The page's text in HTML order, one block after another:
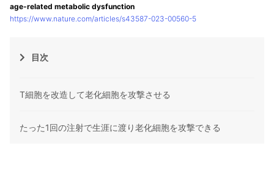
age-related metabolic dysfunction
https://www.nature.com/articles/s43587-023-00560-5
目次
T細胞を改造して老化細胞を攻撃させる
たった1回の注射で生涯に渡り老化細胞を攻撃できる